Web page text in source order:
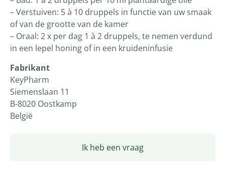
Ik heb een vraag
– Verstuiven: 5 à 10 druppels in functie van uw smaak
of van de grootte van de kamer
– Oraal: 2 x per dag 1 à 2 druppels, te nemen verdund
in een lepel honing of in een kruideninfusie
Fabrikant
KeyPharm
Siemenslaan 11
B-8020 Oostkamp
België